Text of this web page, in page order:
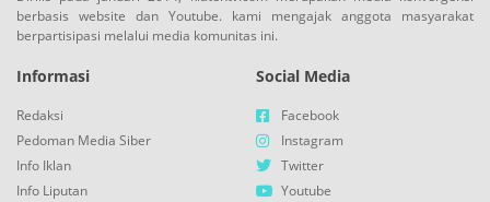
berbasis website dan Youtube. kami mengajak anggota masyarakat
berpartisipasi melalui media komunitas ini.
Informasi
Redaksi
Pedoman Media Siber
Info Iklan
Info Liputan
Social Media
Facebook
Instagram
Twitter
Youtube